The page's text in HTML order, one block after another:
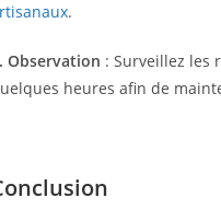
.
Observation : Surveillez les
heures afin de